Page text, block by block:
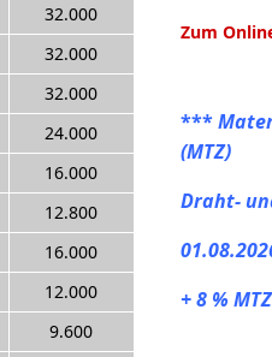
32.000
32.000
32.000
24.000
16.000
12.800
16.000
12.000
9.600
Zum
***
(MTZ)
Draht-
+ 8 %